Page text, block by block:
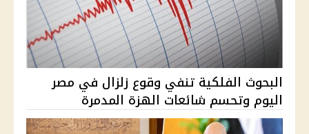
البحوث الفلكية تنفي وقوع زلزال في مصر
اليوم وتحسم شائعات الهزة المدمرة